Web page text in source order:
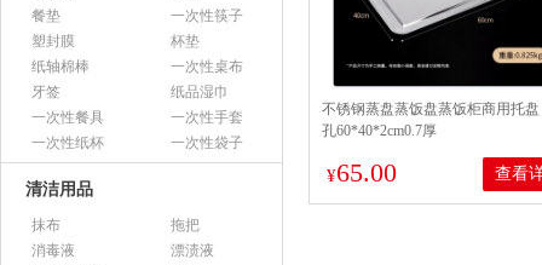
餐垫
一次性筷子
塑封膜
杯垫
纸轴棉棒
一次性桌布
牙签
纸品湿巾
一次性餐具
一次性手套
一次性纸杯
一次性袋子
清洁用品
抹布
拖把
消毒液
漂渍液
不锈钢蒸盘蒸饭盘蒸饭柜商用托盘
孔60*40*2cm0.7厚
¥65.00 查看